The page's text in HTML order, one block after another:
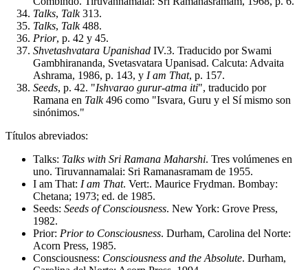
Talks, Talk313.
Talks, Talk488.
Prior, p. 42 y 45.
Shvetashvatara Upanishad IV.3. Traducido por Swami
Gambhirananda, Svetasvatara Upanisad. Calcuta: Advaita
Ashrama, 1986, p. 143, y I am That, p. 157.
Seeds, p. 42. "Ishvarao gurur-atma iti", traducido por
Ramana en Talk496 como "Isvara, Guru y el Sí mismo son
sinónimos."
Títulos abreviados:
Talks: Talks with Sri Ramana Maharshi. Tres volúmenes en
uno. Tiruvannamalai: Sri Ramanasramam de 1955.
I am That: I am That. Vert:. Maurice Frydman. Bombay:
Chetana; 1973; ed. de 1985.
Seeds: Seeds of Consciousness. New York: Grove Press,
1982.
Prior: Prior to Consciousness. Durham, Carolina del Norte:
Acorn Press, 1985.
Consciousness: Consciousness and the Absolute. Durham,